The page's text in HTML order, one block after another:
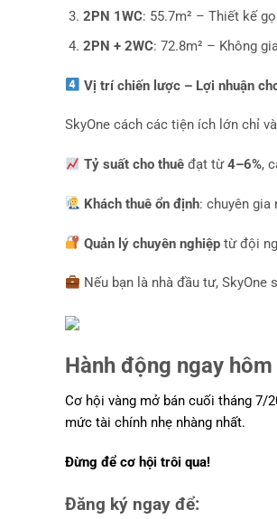
2PN 1WC: 55.7m² – Thiết kế
2PN + 2WC: 72.8m² – Không
Vị trí chiến lược – Lợi nhuận
SkyOne cách các tiện ích lớn chỉ
Tỷ suất cho thuê đạt từ4–6%,
Khách thuê ổn định: chuyên gia
Quản lý chuyên nghiệp từ đội
Nếu bạn là nhà đầu tư,
Hành động ngay
Cơ hội vàng mở bán cuối tháng 7/
mức tài chính nhẹ nhàng nhất.
Đừng để cơ hội trôi qua!
Đăng ký ngay để: